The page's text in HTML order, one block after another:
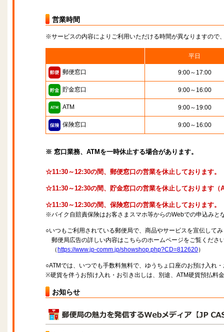
営業時間
※サービスの内容によりご利用いただける時間が異なりますので
平日
郵便窓口 9:00～17:00
貯金窓口 9:00～16:00
ATM 9:00～19:00
保険窓口 9:00～16:00
※ 窓口業務、ATMを一時休止する場合があります。
☆11:30～12:30の間、郵便窓口の営業を休止しております。
☆11:30～12:30の間、貯金窓口の営業を休止しております（
☆11:30～12:30の間、保険窓口の営業を休止しております。
※バイク自賠責保険はお客さまスマホ等からのWebでの申込みと
○いつもご利用されている郵便局で、商品やサービスを宣伝して
郵便局広告の詳しい内容はこちらのホームページをご覧くださ
（ https://www.jp-comm.jp/showshop.php?CD=812620）
○ATMでは、いつでも手数料無料で、ゆうちょ口座のお預け入れ
※硬貨を伴うお預け入れ・お引き出しは、別途、ATM硬貨預払料
お知らせ